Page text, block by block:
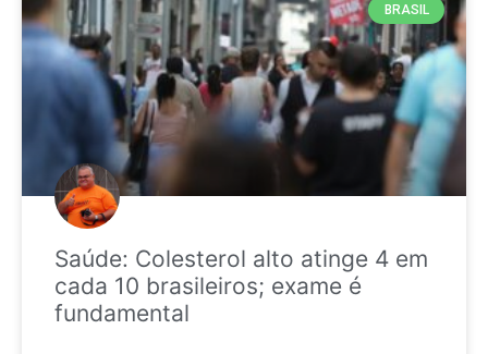
BRASIL
Saúde: Colesterol alto atinge 4 em
cada 10 brasileiros; exame é
fundamental